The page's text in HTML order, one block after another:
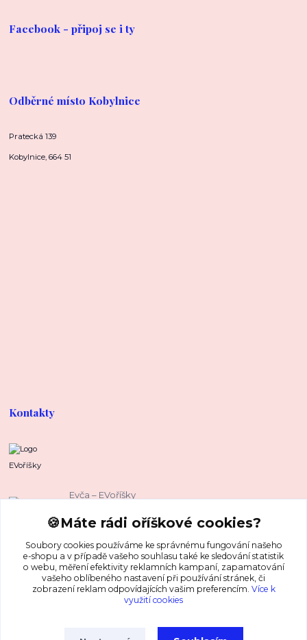
Facebook - připoj se i ty
Odběrné místo Kobylnice
Pratecká 139
Kobylnice, 664 51
Kontakty
EVoříšky
Evča – EVoříšky
(Po-Pá, 8-16 hod.)
evca@evorisky.cz
🍪Máte rádi oříškové cookies?
Soubory cookies používáme ke správnému fungování našeho
e-shopu a v případě vašeho souhlasu také ke sledování statistik
o webu, měření efektivity reklamních kampaní, zapamatování
vašeho oblíbeného nastavení při používání stránek, či
zobrazení reklam odpovídajících vašim preferencím. Více k
využití cookies